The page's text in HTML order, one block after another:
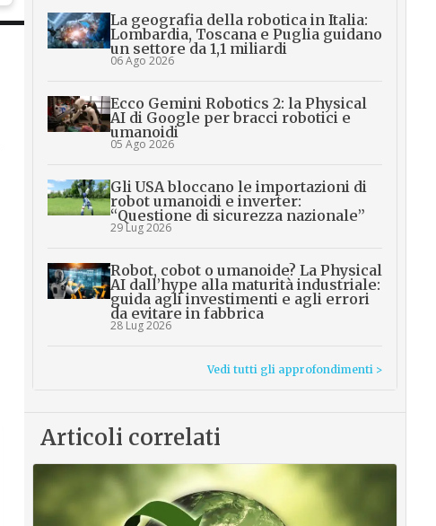
La geografia della robotica in Italia:
Lombardia, Toscana e Puglia guidano
un settore da 1,1 miliardi
06 Ago 2026
Ecco Gemini Robotics 2: la Physical
AI di Google per bracci robotici e
umanoidi
05 Ago 2026
Gli USA bloccano le importazioni di
robot umanoidi e inverter:
“Questione di sicurezza nazionale”
29 Lug 2026
Robot, cobot o umanoide? La Physical
AI dall’hype alla maturità industriale:
guida agli investimenti e agli errori
da evitare in fabbrica
28 Lug 2026
Vedi tutti gli approfondimenti >
Articoli correlati